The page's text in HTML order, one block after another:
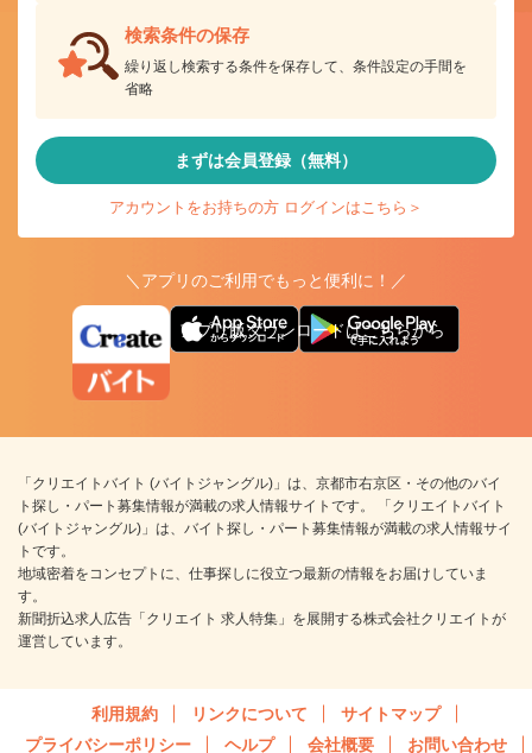
検索条件の保存
繰り返し検索する条件を保存して、条件設定の手間を
省略
まずは会員登録（無料）
アカウントをお持ちの方 ログインはこちら＞
＼アプリのご利用でもっと便利に！／
アプリ版ダウンロードはこちらから
「クリエイトバイト (バイトジャングル)」は、京都市右京区・その他のバイ
ト探し・パート募集情報が満載の求人情報サイトです。 「クリエイトバイト
(バイトジャングル)」は、バイト探し・パート募集情報が満載の求人情報サイ
トです。
地域密着をコンセプトに、仕事探しに役立つ最新の情報をお届けしていま
す。
新聞折込求人広告「クリエイト 求人特集」を展開する株式会社クリエイトが
運営しています。
利用規約 リンクについて
サイトマップ
プライバシーポリシー
ヘルプ 会社概要 お問い合わせ